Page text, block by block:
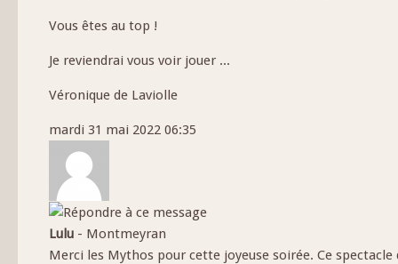
Vous êtes au top !
Je reviendrai vous voir jouer ...
Véronique de Laviolle
mardi 31 mai 2022 06:35
Lulu - Montmeyran
Merci les Mythos pour cette joyeuse soirée. Ce